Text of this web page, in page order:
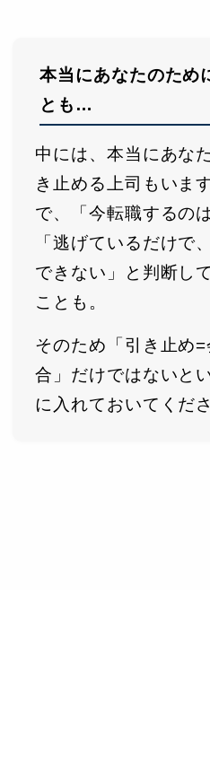
本当にあなたのため
とも…
中には、本当にあな
き止める上司もいま
で、「今転職するの
「逃げているだけで
できない」と判断し
ことも。
そのため「引き止め
合」だけではないと
に入れておいてくださ